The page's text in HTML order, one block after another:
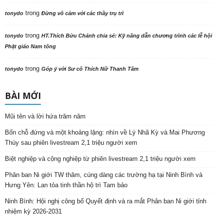
tonydo trong Đừng vô cảm với các thầy trụ trì
tonydo trong HT.Thích Bửu Chánh chia sẻ: Kỹ năng dẫn chương trình các lễ hội
Phật giáo Nam tông
tonydo trong Góp ý với Sư cô Thích Nữ Thanh Tâm
BÀI MỚI
Mũi tên và lời hứa trăm năm
Bốn chỗ đứng và một khoảng lặng: nhìn về Lý Nhã Kỳ và Mai Phương
Thúy sau phiên livestream 2,1 triệu người xem
Biệt nghiệp và cộng nghiệp từ phiên livestream 2,1 triệu người xem
Phân ban Ni giới TW thăm, cúng dàng các trường hạ tại Ninh Bình và
Hưng Yên: Lan tỏa tinh thần hộ trì Tam bảo
Ninh Bình: Hội nghị công bố Quyết định và ra mắt Phân ban Ni giới tỉnh
nhiệm kỳ 2026-2031